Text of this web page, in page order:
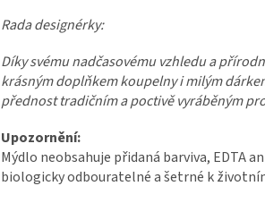
Rada designérky:
Díky svému nadčasovému vzhledu a
krásným doplňkem koupelny i milým
přednost tradičním a poctivě vyráběným
Upozornění:
Mýdlo neobsahuje přidaná barviva, EDTA
biologicky odbouratelné a šetrné k